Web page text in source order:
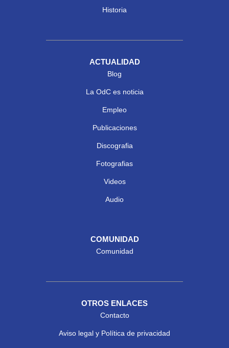
Historia
ACTUALIDAD
Blog
La OdC es noticia
Empleo
Publicaciones
Discografia
Fotografias
Videos
Audio
COMUNIDAD
Comunidad
OTROS ENLACES
Contacto
Aviso legal y Política de privacidad